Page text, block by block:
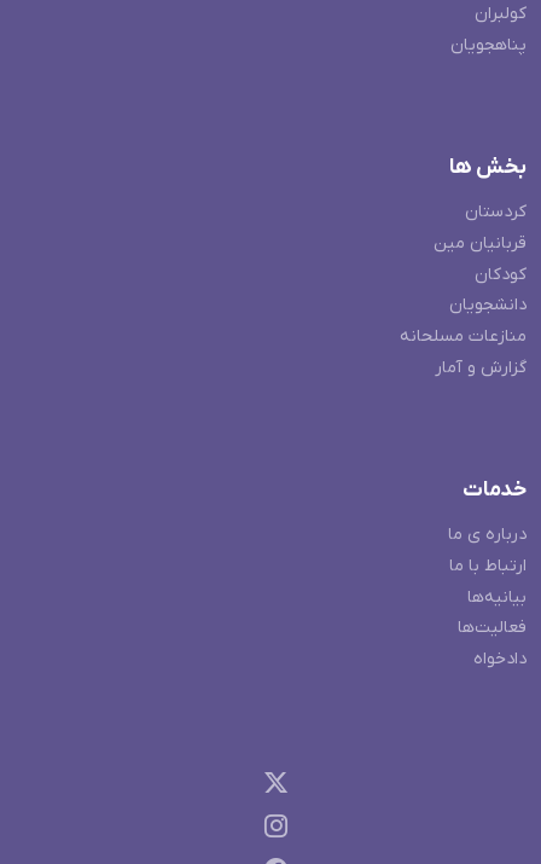
کولبران
پناهجویان
بخش ها
کردستان
قربانیان مین
کودکان
دانشجویان
منازعات مسلحانه
گزارش و آمار
خدمات
درباره ی ما
ارتباط با ما
بیانیه‌ها
فعالیت‌ها
دادخواه